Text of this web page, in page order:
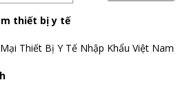
thiết bị y tế
Thiết Bị Y Tế Nhập Khẩu Việt Nam